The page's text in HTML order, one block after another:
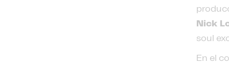
Nick
soul
En el